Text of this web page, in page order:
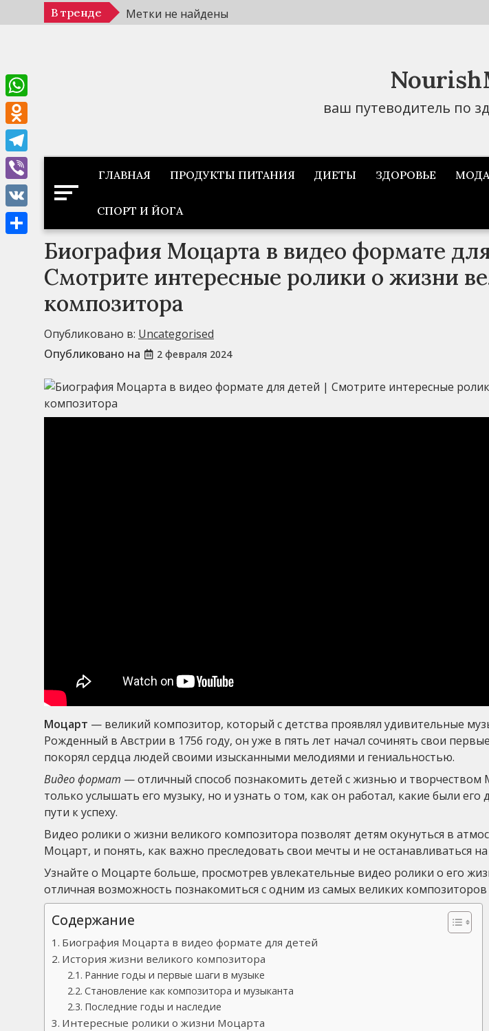
к
В тренде Метки не найдены
ваш путеводитель по
ГЛАВНАЯ ПРОДУКТЫ ПИТАНИЯ ДИЕТЫ ЗДОРОВЬЕ
СПОРТ И ЙОГА
Биография Моцарта в видео формате
Смотрите интересные ролики о жизни
композитора
Опубликовано в: Uncategorised
Опубликовано на
2 февраля 2024
Моцарт — великий композитор, который с детства проявлял удивительные
Рожденный в Австрии в 1756 году, он уже в пять лет начал сочинять свои
покорял сердца людей своими изысканными мелодиями и гениальностью.
Видео формат — отличный способ познакомить детей с жизнью и творчеством
только услышать его музыку, но и узнать о том, как он работал, какие были его
пути к успеху.
Видео ролики о жизни великого композитора позволят детям окунуться в
Моцарт, и понять, как важно преследовать свои мечты и не останавливаться
Узнайте о Моцарте больше, просмотрев увлекательные видео ролики о его
отличная возможность познакомиться с одним из самых великих композиторов
Содержание
Биография Моцарта в видео формате для детей
История жизни великого композитора
Ранние годы и первые шаги в музыке
Становление как композитора и музыканта
Последние годы и наследие
Интересные ролики о жизни Моцарта
WhatsApp
Odnoklassniki
Telegram
Viber
VK
Отправить